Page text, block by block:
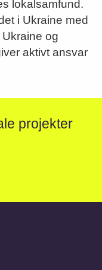
lokalsamfund.
i Ukraine med
og
aktivt ansvar
projekter